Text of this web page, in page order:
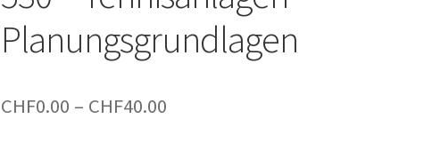
Planungsgrundlagen
CHF0.00 – CHF40.00Preisspanne: